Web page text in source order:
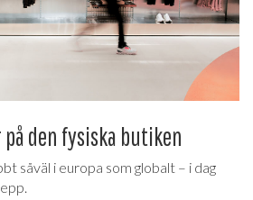
den fysiska butiken
såväl i europa som globalt – i dag